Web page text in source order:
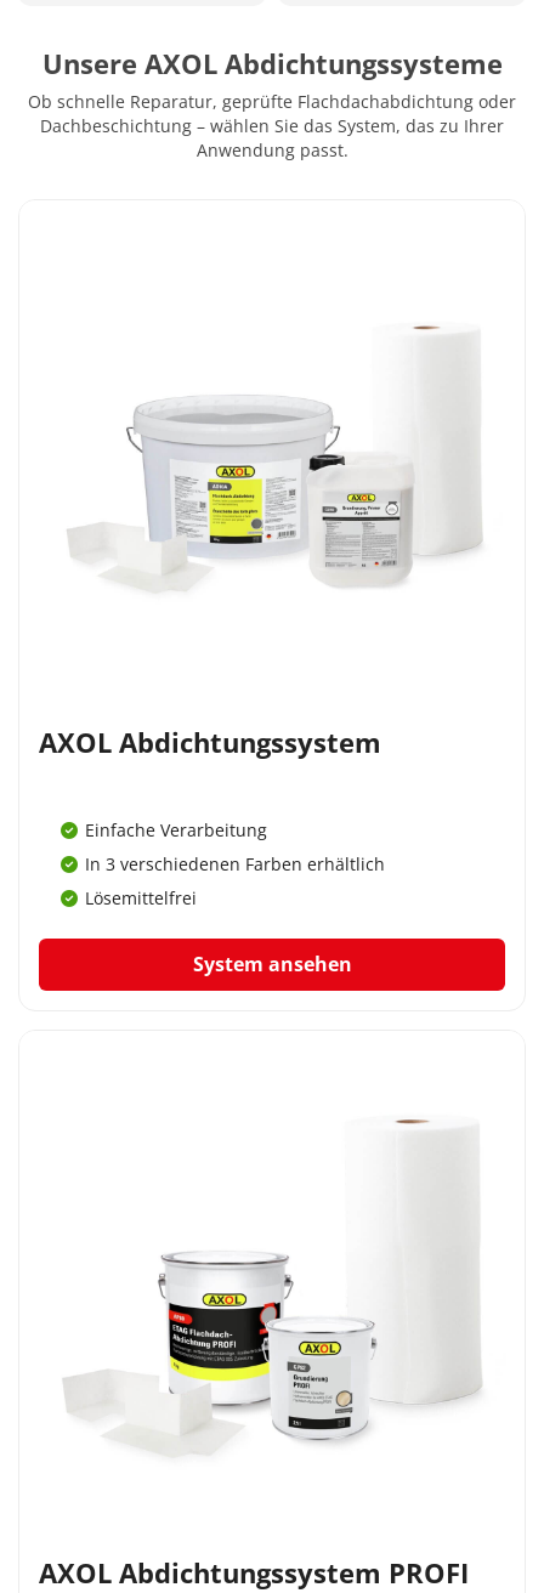
Unsere AXOL Abdichtungssysteme
Ob schnelle Reparatur, geprüfte Flachdachabdichtung oder
Dachbeschichtung – wählen Sie das System, das zu Ihrer
Anwendung passt.
AXOL Abdichtungssystem
Einfache Verarbeitung
In 3 verschiedenen Farben erhältlich
Lösemittelfrei
System ansehen
AXOL Abdichtungssystem PROFI